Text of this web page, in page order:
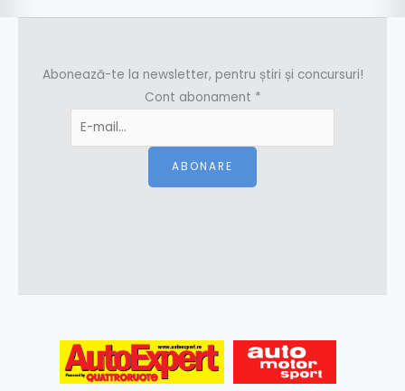
Abonează-te la newsletter, pentru știri și concursuri!
Cont abonament *
ABONARE